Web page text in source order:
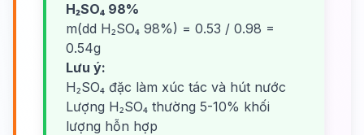
H₂SO₄ 98%
m(dd H₂SO₄ 98%) = 0.53 / 0.98 =
0.54g
Lưu ý:
H₂SO₄ đặc làm xúc tác và hút nước
Lượng H₂SO₄ thường 5-10% khối
lượng hỗn hợp